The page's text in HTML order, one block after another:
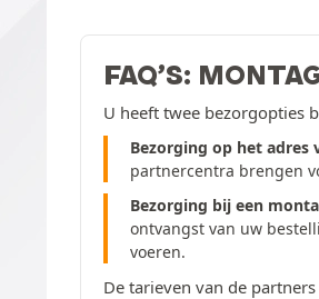
FAQ’S:
U heeft twee bezorgopties
Bezorging op het adres
partnercentra brengen
Bezorging bij een
ontvangst van uw
voeren.
De tarieven van de